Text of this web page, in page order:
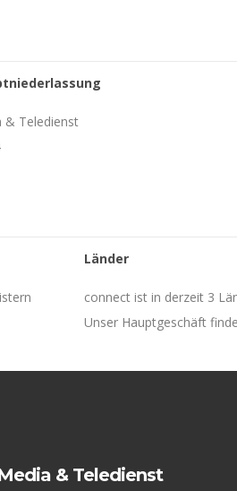
& Teledienst
Länder
connect ist in derzeit 3
Unser Hauptgeschäft
& Teledienst